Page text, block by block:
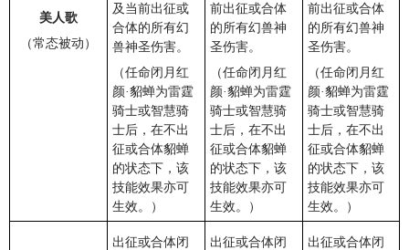
美人歌
（常态被动）
及当前出征或
合体的所有幻
兽神圣伤害。
（任命闭月红
颜·貂蝉为雷霆
骑士或智慧骑
士后，在不出
征或合体貂蝉
的状态下，该
技能效果亦可
生效。）
前出征或合体
的所有幻兽神
圣伤害。
（任命闭月红
颜·貂蝉为雷霆
骑士或智慧骑
士后，在不出
征或合体貂蝉
的状态下，该
技能效果亦可
生效。）
前出征或合体
的所有幻兽神
圣伤害。
（任命闭月红
颜·貂蝉为雷霆
骑士或智慧骑
士后，在不出
征或合体貂蝉
的状态下，该
技能效果亦可
生效。）
出征或合体闭
出征或合体闭
出征或合体闭